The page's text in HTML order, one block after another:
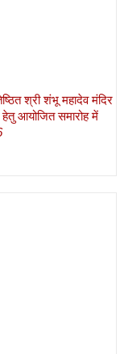
श्री शंभू महादेव मंदिर
आयोजित समारोह में